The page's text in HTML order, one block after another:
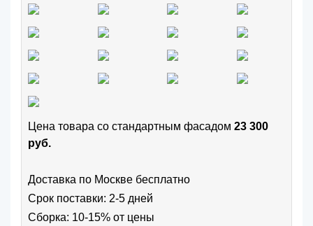
Цена товара cо стандартным фасадом 23 300
руб.
Доставка по Москве бесплатно
Срок поставки: 2-5 дней
Сборка: 10-15% от цены